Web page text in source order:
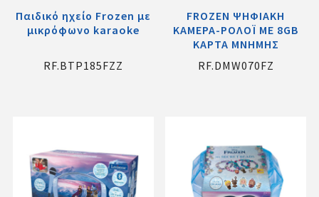
Παιδικό ηχείο Frozen με
μικρόφωνο karaoke
RF.BTP185FZZ
FROZEN ΨΗΦΙΑΚΗ
ΚΑΜΕΡΑ-ΡΟΛΟΪ ΜΕ 8GB
ΚΑΡΤΑ ΜΝΗΜΗΣ
RF.DMW070FZ